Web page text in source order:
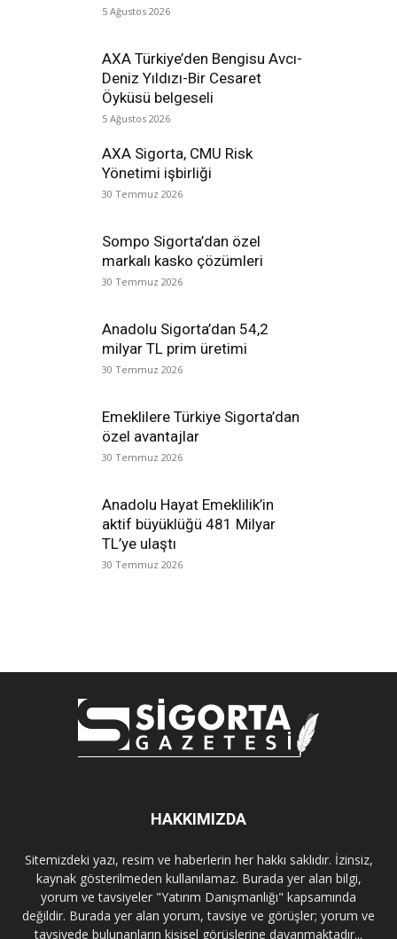
5 Ağustos 2026
AXA Türkiye’den Bengisu Avcı-
Deniz Yıldızı-Bir Cesaret
Öyküsü belgeseli
5 Ağustos 2026
AXA Sigorta, CMU Risk
Yönetimi işbirliği
30 Temmuz 2026
Sompo Sigorta’dan özel
markalı kasko çözümleri
30 Temmuz 2026
Anadolu Sigorta’dan 54,2
milyar TL prim üretimi
30 Temmuz 2026
Emeklilere Türkiye Sigorta’dan
özel avantajlar
30 Temmuz 2026
Anadolu Hayat Emeklilik’in
aktif büyüklüğü 481 Milyar
TL’ye ulaştı
30 Temmuz 2026
HAKKIMIZDA
Sitemizdeki yazı, resim ve haberlerin her hakkı saklıdır. İzinsiz,
kaynak gösterilmeden kullanılamaz. Burada yer alan bilgi,
yorum ve tavsiyeler "Yatırım Danışmanlığı" kapsamında
değildir. Burada yer alan yorum, tavsiye ve görüşler; yorum ve
tavsiyede bulunanların kişisel görüşlerine dayanmaktadır...